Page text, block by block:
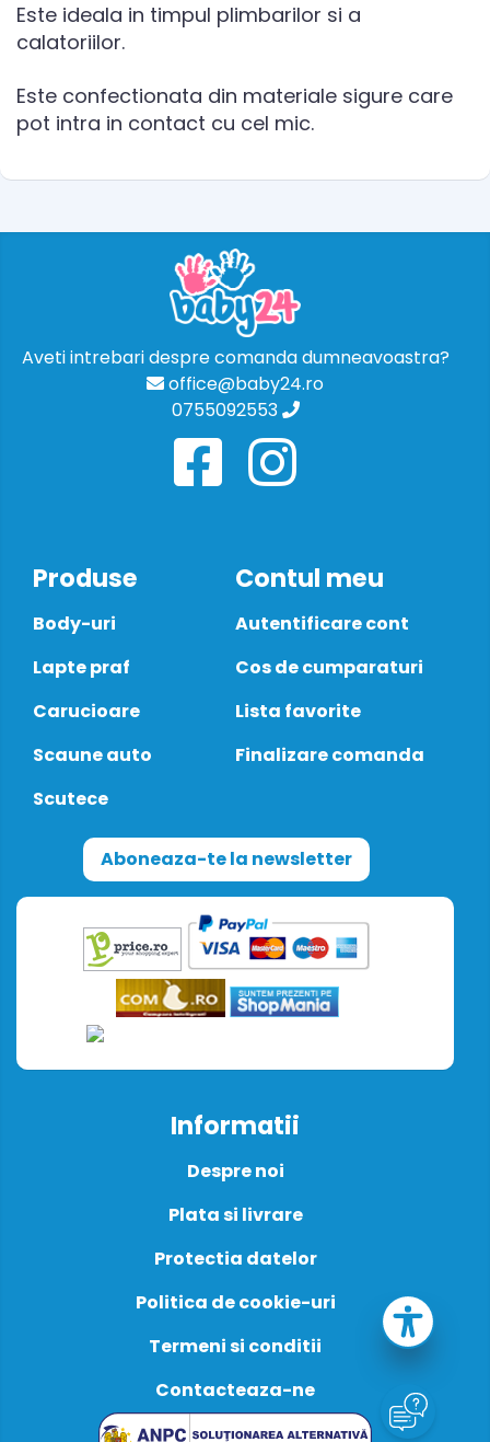
Este ideala in timpul plimbarilor si a
calatoriilor.
Este confectionata din materiale sigure care
pot intra in contact cu cel mic.
Aveti intrebari despre comanda dumneavoastra?
office@baby24.ro
0755092553
Produse
Body-uri
Lapte praf
Carucioare
Scaune auto
Scutece
Contul meu
Autentificare cont
Cos de cumparaturi
Lista favorite
Finalizare comanda
Aboneaza-te la newsletter
Informatii
Despre noi
Plata si livrare
Protectia datelor
Politica de cookie-uri
Termeni si conditii
Contacteaza-ne